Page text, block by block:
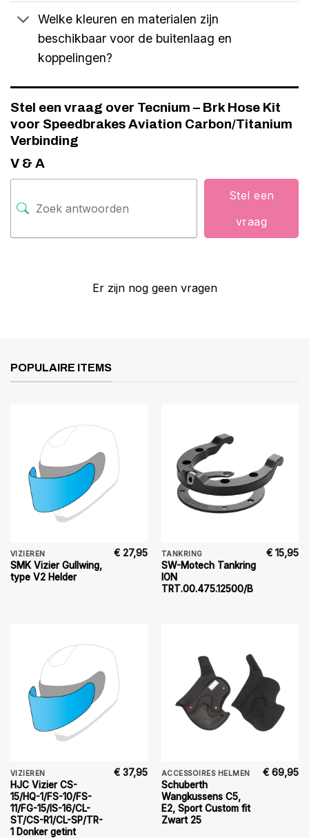
Welke kleuren en materialen zijn
beschikbaar voor de buitenlaag en
koppelingen?
Stel een vraag over Tecnium – Brk Hose Kit
voor Speedbrakes Aviation Carbon/Titanium
Verbinding
V & A
Stel een
vraag
Er zijn nog geen vragen
POPULAIRE ITEMS
VIZIEREN
SMK Vizier Gullwing,
type V2 Helder
€ 27,95 TANKRING
SW-Motech Tankring
ION
TRT.00.475.12500/B
€ 15,95
VIZIEREN
HJC Vizier CS-
15/HQ-1/FS-10/FS-
11/FG-15/IS-16/CL-
ST/CS-R1/CL-SP/TR-
1 Donker getint
€ 37,95 ACCESSOIRES HELMEN
Schuberth
Wangkussens C5,
E2, Sport Custom fit
Zwart 25
€ 69,95